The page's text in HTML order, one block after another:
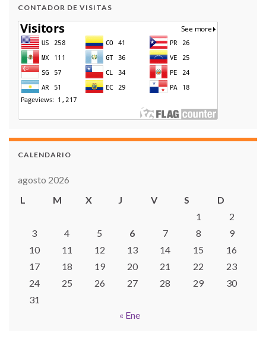
CONTADOR DE VISITAS
CALENDARIO
agosto 2026
L
M X J V S
D
1
2
3
4 5 6 7 8
9
10
11 12 13 14 15
16
17
18 19 20 21 22
23
24
25 26 27 28 29
30
31
« Ene